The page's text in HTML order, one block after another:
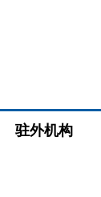
驻外机构